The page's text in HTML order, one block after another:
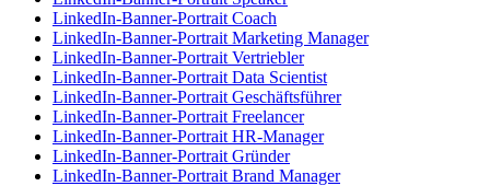
LinkedIn-Banner-Portrait Coach
LinkedIn-Banner-Portrait Marketing Manager
LinkedIn-Banner-Portrait Vertriebler
LinkedIn-Banner-Portrait Data Scientist
LinkedIn-Banner-Portrait Geschäftsführer
LinkedIn-Banner-Portrait Freelancer
LinkedIn-Banner-Portrait HR-Manager
LinkedIn-Banner-Portrait Gründer
LinkedIn-Banner-Portrait Brand Manager